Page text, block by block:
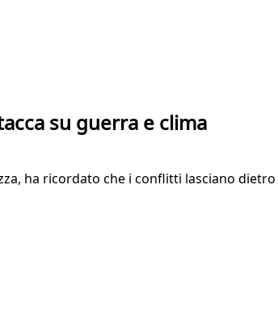
su guerra e clima
ha ricordato che i conflitti lasciano